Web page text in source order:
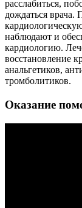
расслабиться,
дождаться врача.
наблюдают и
кардиологию.
восстановление
анальгетиков,
тромболитиков.
Оказание